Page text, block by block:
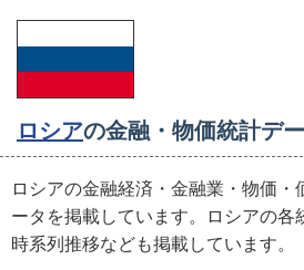
ロシアの金融・物価統計デ
ロシアの金融経済・金融業・物価
ータを掲載しています。ロシアの各
時系列推移なども掲載しています。